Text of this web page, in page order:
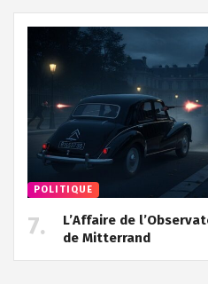
POLITIQUE
L’Affaire de
de Mitterrand